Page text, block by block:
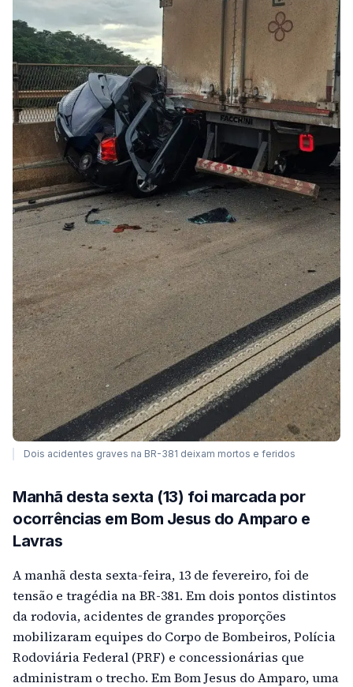
Dois acidentes graves na BR-381 deixam mortos e feridos
Manhã desta sexta (13) foi marcada por
ocorrências em Bom Jesus do Amparo e
Lavras
A manhã desta sexta-feira, 13 de fevereiro, foi de
tensão e tragédia na BR-381. Em dois pontos distintos
da rodovia, acidentes de grandes proporções
mobilizaram equipes do Corpo de Bombeiros, Polícia
Rodoviária Federal (PRF) e concessionárias que
administram o trecho. Em Bom Jesus do Amparo, uma